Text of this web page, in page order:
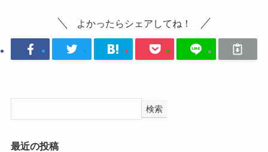
よかったらシェアしてね！
検索
最近の投稿